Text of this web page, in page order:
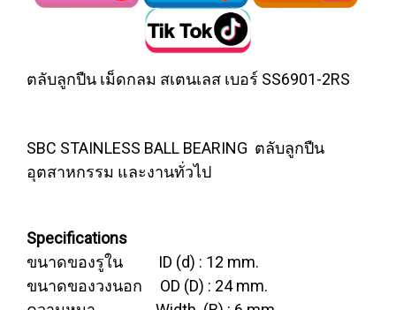
ตลับลูกปืน เม็ดกลม สเตนเลส เบอร์ SS6901-2RS
SBC STAINLESS BALL BEARING ตลับลูกปืน
อุตสาหกรรม และงานทั่วไป
Specifications
ขนาดของรูใน ID (d) : 12 mm.
ขนาดของวงนอก OD (D) : 24 mm.